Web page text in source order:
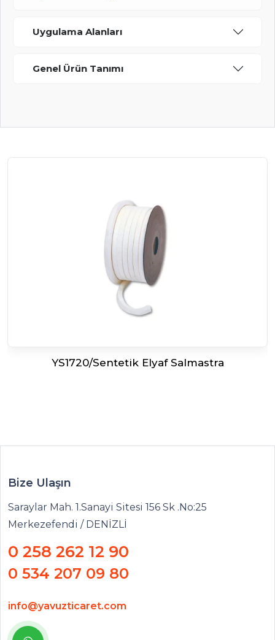
Uygulama Alanları
Genel Ürün Tanımı
YS1720/Sentetik Elyaf Salmastra
Bize Ulaşın
Saraylar Mah. 1.Sanayi Sitesi 156 Sk .No:25
Merkezefendi / DENİZLİ
0 258 262 12 90
0 534 207 09 80
info@yavuzticaret.com